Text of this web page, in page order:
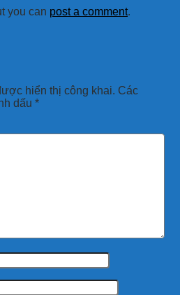
you can post a comment.
hiển thị công khai. Các
dấu *